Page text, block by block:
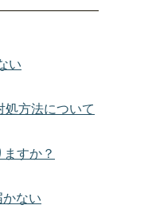
い
処方法について
すか？
ない